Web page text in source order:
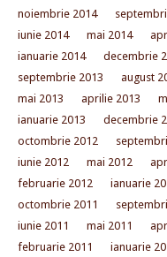
noiembrie 2014
iunie 2014
mai 2014
ianuarie 2014
decembrie
septembrie 2013
august
mai 2013
aprilie 2013
ianuarie 2013
decembrie
octombrie 2012
iunie 2012
mai 2012
februarie 2012
ianuarie
octombrie 2011
iunie 2011
mai 2011
februarie 2011
ianuarie